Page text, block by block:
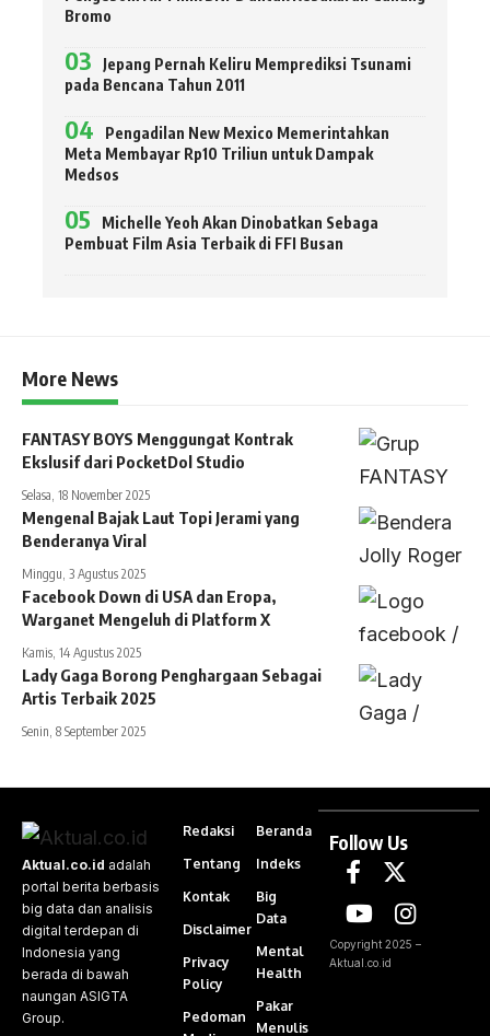
Bromo
Jepang Pernah Keliru Memprediksi Tsunami
pada Bencana Tahun 2011
Pengadilan New Mexico Memerintahkan
Meta Membayar Rp10 Triliun untuk Dampak
Medsos
Michelle Yeoh Akan Dinobatkan Sebaga
Pembuat Film Asia Terbaik di FFI Busan
More News
FANTASY BOYS Menggungat Kontrak
Ekslusif dari PocketDol Studio
Selasa, 18 November 2025
Mengenal Bajak Laut Topi Jerami yang
Benderanya Viral
Minggu, 3 Agustus 2025
Facebook Down di USA dan Eropa,
Warganet Mengeluh di Platform X
Kamis, 14 Agustus 2025
Lady Gaga Borong Penghargaan Sebagai
Artis Terbaik 2025
Senin, 8 September 2025
Aktual.co.id adalah
portal berita berbasis
big data dan analisis
digital terdepan di
Indonesia yang
berada di bawah
naungan ASIGTA
Group.
Redaksi
Tentang
Kontak
Disclaimer
Privacy
Policy
Pedoman
Beranda
Indeks
Big
Data
Mental
Health
Pakar
Menulis
Follow Us
Copyright 2025 –
Aktual.co.id